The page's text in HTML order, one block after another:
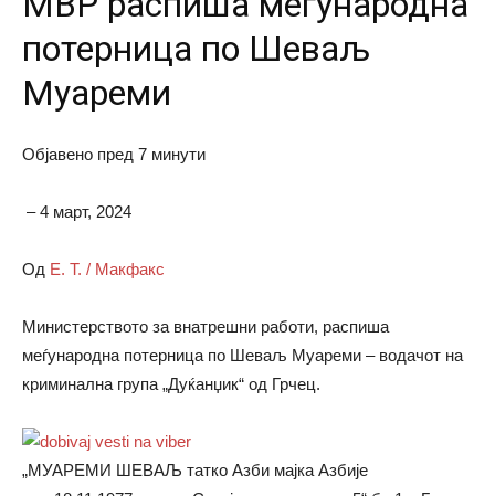
потерница по Шеваљ
Муареми
Објавено пред 7 минути
– 4 март, 2024
Од Е. Т. / Макфакс
Министерството за внатрешни работи, распиша
меѓународна потерница по Шеваљ Муареми – водачот на
криминална група „Дуќанџик“ од Грчец.
„МУАРЕМИ ШЕВАЉ татко Азби мајка Азбије